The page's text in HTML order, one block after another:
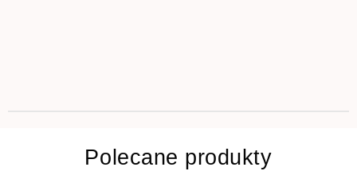
Polecane produkty